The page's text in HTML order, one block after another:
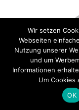
Wir setzen
Webseiten
Nutzung unserer
und um
Informationen
Um Cookies
OK